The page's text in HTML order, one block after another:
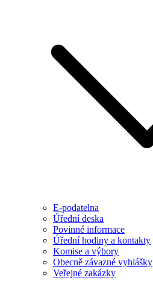
E-podatelna
Úřední deska
Povinné informace
Úřední hodiny a kontakty
Komise a výbory
Obecně závazné vyhlášky
Veřejné zakázky